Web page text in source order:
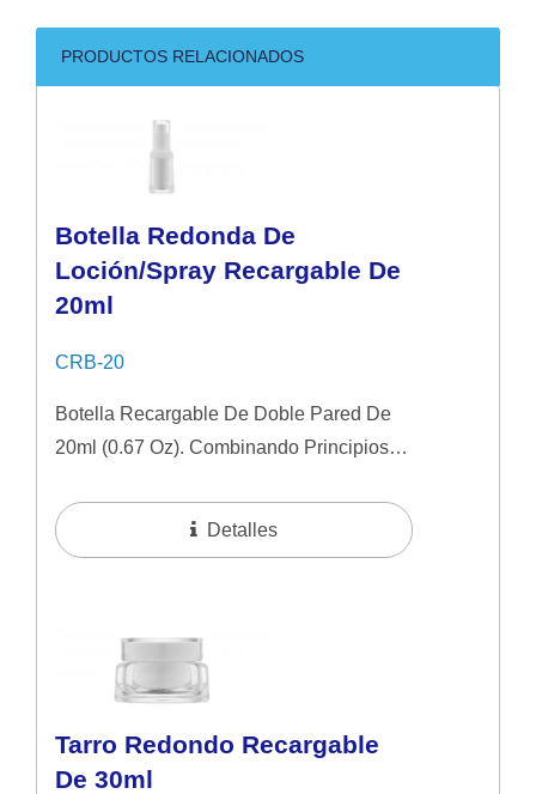
PRODUCTOS RELACIONADOS
Botella Redonda De
Loción/spray Recargable De
20ml
CRB-20
Botella Recargable De Doble Pared De
20ml (0.67 Oz). Combinando Principios
Nuestro Envase Presenta Un Diseño De
Pared...
Detalles
Tarro Redondo Recargable
De 30ml